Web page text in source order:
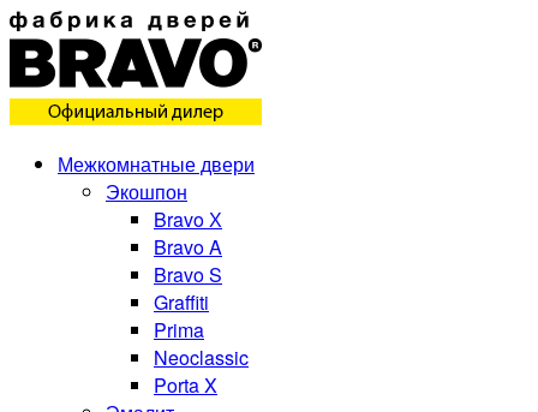
Межкомнатные двери
Экошпон
Bravo Х
Bravo A
Bravo S
Graffiti
Prima
Neoclassic
Porta X